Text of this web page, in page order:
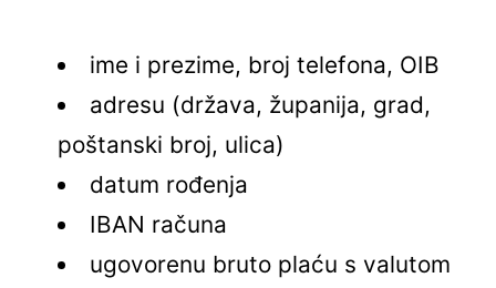
ime i prezime, broj telefona, OIB
adresu (država, županija, grad,
poštanski broj, ulica)
datum rođenja
IBAN računa
ugovorenu bruto plaću s valutom